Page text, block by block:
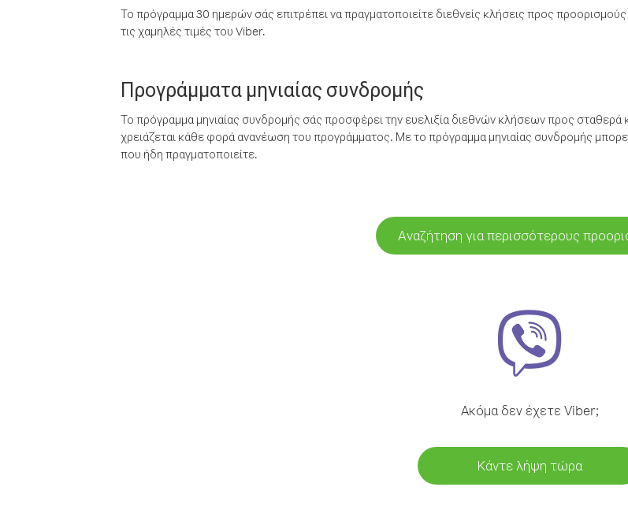
Το πρόγραμμα 30 ημερών σάς επιτρέπει να πραγματοποιείτε διεθνείς κλήσεις προς
τις χαμηλές τιμές του Viber.
Προγράμματα μηνιαίας συνδρομής
Το πρόγραμμα μηνιαίας συνδρομής σάς προσφέρει την ευελιξία διεθνών κλήσεων προς σταθερά
χρειάζεται κάθε φορά ανανέωση του προγράμματος. Με το πρόγραμμα μηνιαίας συνδρομής
που ήδη πραγματοποιείτε.
Αναζήτηση για περισσότερους
Ακόμα δεν έχετε Viber;
Κάντε λήψη τώρα